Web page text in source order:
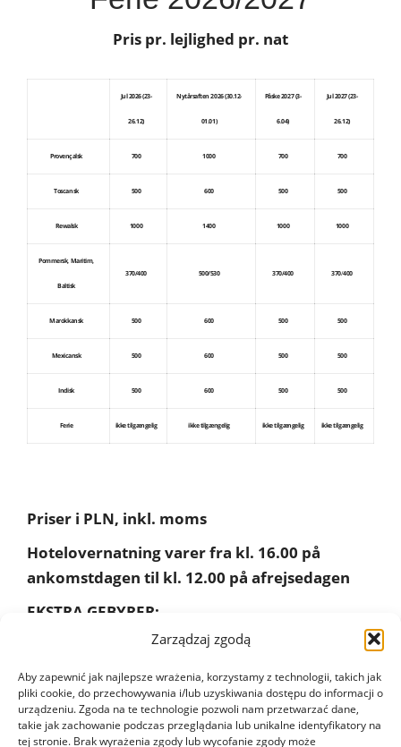
Zarządzaj zgodą
Aby zapewnić jak najlepsze wrażenia, korzystamy z technologii, takich jak
pliki cookie, do przechowywania i/lub uzyskiwania dostępu do informacji o
urządzeniu. Zgoda na te technologie pozwoli nam przetwarzać dane,
takie jak zachowanie podczas przeglądania lub unikalne identyfikatory na
tej stronie. Brak wyrażenia zgody lub wycofanie zgody może
Pris pr. lejlighed pr. nat
Jul 2026 (23-
26.12)
Nytårsaften 2026 (30.12-
01.01)
Påske 2027 (3-
6.04)
Jul 2027 (23-
26.12)
Provençalsk 700 1000 700 700
Toscansk 500 600 500 500
Rewalsk 1000 1400 1000 1000
Pommersk, Maritim,
Baltisk
370/400 500/530 370/400 370/400
Marokkansk 500 600 500 500
Mexicansk 500 600 500 500
Indisk 500 600 500 500
Ferie ikke tilgængelig ikke tilgængelig ikke tilgængelig ikke tilgængelig
Priser i PLN, inkl. moms
Hotelovernatning varer fra kl. 16.00 på
ankomstdagen til kl. 12.00 på afrejsedagen
EKSTRA GEBYRER:
Lokal skat – 3 zł/nat/person